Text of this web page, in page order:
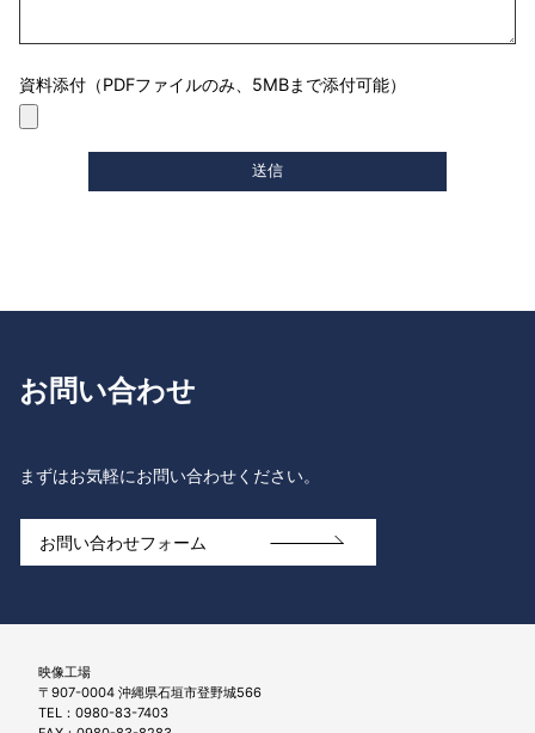
資料添付（PDFファイルのみ、5MBまで添付可能）
お問い合わせ
まずはお気軽にお問い合わせください。
お問い合わせフォーム
映像工場
〒907-0004 沖縄県石垣市登野城566
TEL：0980-83-7403